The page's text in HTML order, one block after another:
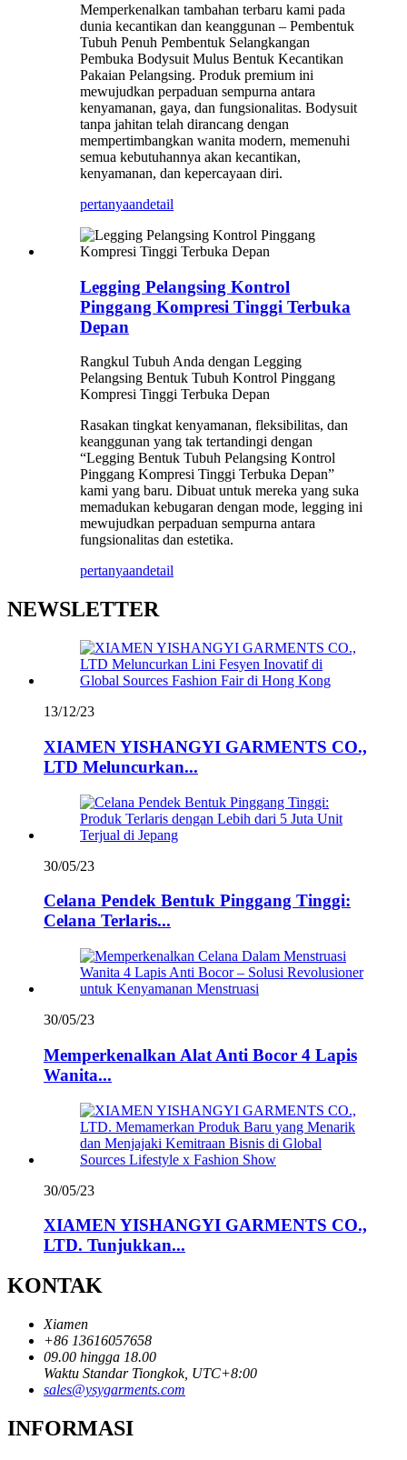
Memperkenalkan tambahan terbaru kami pada
dunia kecantikan dan keanggunan – Pembentuk
Tubuh Penuh Pembentuk Selangkangan
Pembuka Bodysuit Mulus Bentuk Kecantikan
Pakaian Pelangsing. Produk premium ini
mewujudkan perpaduan sempurna antara
kenyamanan, gaya, dan fungsionalitas. Bodysuit
tanpa jahitan telah dirancang dengan
mempertimbangkan wanita modern, memenuhi
semua kebutuhannya akan kecantikan,
kenyamanan, dan kepercayaan diri.
pertanyaandetail
Legging Pelangsing Kontrol
Pinggang Kompresi Tinggi Terbuka
Depan
Rangkul Tubuh Anda dengan Legging
Pelangsing Bentuk Tubuh Kontrol Pinggang
Kompresi Tinggi Terbuka Depan
Rasakan tingkat kenyamanan, fleksibilitas, dan
keanggunan yang tak tertandingi dengan
“Legging Bentuk Tubuh Pelangsing Kontrol
Pinggang Kompresi Tinggi Terbuka Depan”
kami yang baru. Dibuat untuk mereka yang suka
memadukan kebugaran dengan mode, legging ini
mewujudkan perpaduan sempurna antara
fungsionalitas dan estetika.
pertanyaandetail
NEWSLETTER
13/12/23
XIAMEN YISHANGYI GARMENTS CO.,
LTD Meluncurkan...
30/05/23
Celana Pendek Bentuk Pinggang Tinggi:
Celana Terlaris...
30/05/23
Memperkenalkan Alat Anti Bocor 4 Lapis
Wanita...
30/05/23
XIAMEN YISHANGYI GARMENTS CO.,
LTD. Tunjukkan...
KONTAK
Xiamen
+86 13616057658
09.00 hingga 18.00
Waktu Standar Tiongkok, UTC+8:00
sales@ysygarments.com
INFORMASI